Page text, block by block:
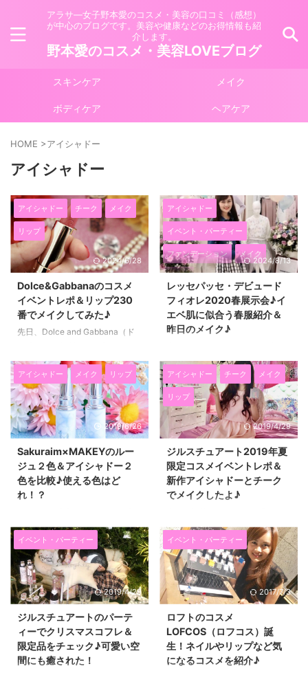
アラサ―女子野本愛のコスメ・美容の口コミ（感想）
が中心のブログです。美容や健康などのお得情報も紹
介します。
野本愛のコスメ・美容LOVEブログ
スキンケア メイク
ボディケア ヘアケア
HOME >アイシャドー
アイシャドー
アイシャドー チーク メイク
リップ
2024/6/28
Dolce&Gabbanaのコスメ
イベントレポ＆リップ230
番でメイクしてみた♪
先日、Dolce and Gabbana（ド
スメのイベントに参加しました
(^^)/ ドルチェアンドガッバーナ
って鮮やかなデザインが多くて華
やかでかわいいですよね(*^▽^*)
洋服もめちゃめちゃ好みで♡（高
いから買えないけど・・・） そ
んなドルガバのコスメということ
で、 イベント楽しみでしたー♡
人気メイクアップアーティストの
久保雄司さんから メイクのアド
バイスもいただけました♪ そし
たので、紹介します☆ Dolce ...
アイシャドー
イベント・パーティー
ファンデーション メイク
2024/8/13
レッセパッセ・デビュード
フィオレ2020春展示会♪イ
エベ肌に似合う春服紹介＆
昨日のメイク♪
ドフィオレの２０２０年春夏の展
示会に ご招待いただき行ってき
ました(^^)/ まだ、冬もこれから
本番ですが、 ファッションの世
界はもう春なんですね♪ ２０２０
年のように同じ数字が繰り返され
る年って滅多に来ないので、 今
からワクワク～～！！ 今日のブ
ログでは春が待ち遠しくなるファ
ッションと機能のメイクを紹介し
ます☆ イエベ肌が着るレッセパ
☆デニムジャケット購入♪ こちら
はレッセパッセ☆☆ 小花柄のワ
ンピースとチェックのワンピース
可愛かった～～！！ ...
アイシャドー メイク リップ
2019/6/26
Sakuraim×MAKEYのルー
ジュ２色＆アイシャドー２
色を比較♪使える色はど
れ！？
属クリエイター「こばしり。」さ
んと「透」さんが コスメブラン
ド「sakuraim」とコラボしてプ
ロデュースした スグリコットル
ージュ（リップティント）２色と
アイシャドーのフロルメートアイ
ズ２色をいただきましたので、
試してみました(*^▽^*) まずパッ
ケージが水色で涼しげで、夏っぽ
さがあって可愛い！！ 発色など
詳しく紹介します(^^)/
アイシャドー チーク メイク
リップ
2019/4/29
ジルスチュアート2019年夏
限定コスメイベントレポ＆
新作アイシャドーとチーク
でメイクしたよ♪
STUART Dreamy Gallery」に行
ってきました(^^)/ JILL STUART
BEAUTYの新作コスメとキラキラ
な世界観がすごくかわいかったで
す(*^▽^*) キラキラなお部屋イン
スタ映えでした♪ このイベントで
も紹介されていたアイシャドーと
チークも先日購入したので、 イ
ベントレポと一緒に紹介したいと
思います。 ジルスチュアート
2019夏の新作コスメイベントレ
イベント・パーティー
2019/4/29
ジルスチュアートのパーテ
ィーでクリスマスコフレ＆
限定品をチェック♪可愛い空
間にも癒された！
イベント・パーティー
2017/7/3
ロフトのコスメ
LOFCOS（ロフコス）誕
生！ネイルやリップなど気
になるコスメを紹介♪